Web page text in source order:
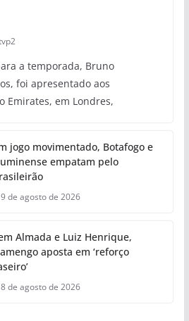
a temporada, Bruno
foi apresentado aos
Emirates, em Londres,
jogo movimentado, Botafogo e
empatam pelo
9 de agosto de 2026
Almada e Luiz Henrique,
aposta em ‘reforço
8 de agosto de 2026